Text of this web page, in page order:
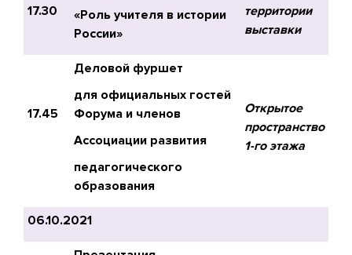
17.30
«Роль учителя в истории
России»
территории
выставки
17.45
Деловой фуршет
для официальных гостей
Форума и членов
Ассоциации развития
педагогического
образования
Открытое
пространство
1-го этажа
06.10.2021